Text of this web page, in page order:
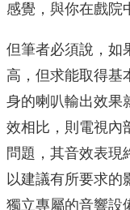
感覺，與你在戲院
但筆者必須說，如
高，但求能取得基
身的喇叭輸出效果
效相比，則電視內
問題，其音效表現
以建議有所要求的
獨立專屬的音響設